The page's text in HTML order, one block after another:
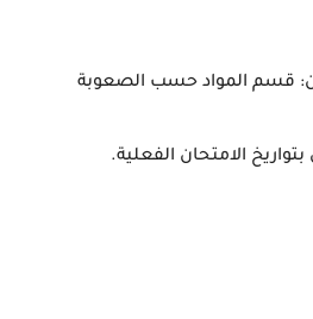
: قسم المواد حسب الصعوبة
بتواريخ الامتحان الفعلية.